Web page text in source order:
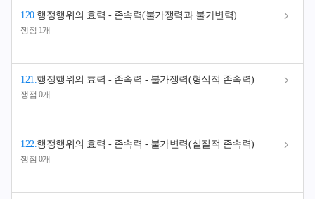
120.행정행위의 효력 - 존속력(불가쟁력과 불가변력)
쟁점 1개
121.행정행위의 효력 - 존속력 - 불가쟁력(형식적 존속력)
쟁점 0개
122.행정행위의 효력 - 존속력 - 불가변력(실질적 존속력)
쟁점 0개